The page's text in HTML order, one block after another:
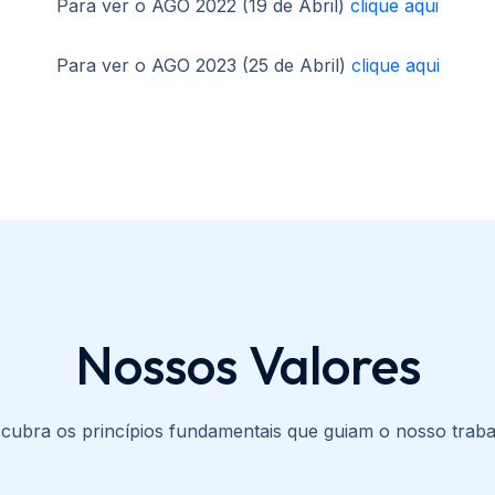
Para ver o AGO 2022 (19 de Abril) clique aqui
Para ver o AGO 2023 (25 de Abril) clique aqui
Nossos Valores
os princípios fundamentais que guiam o nosso